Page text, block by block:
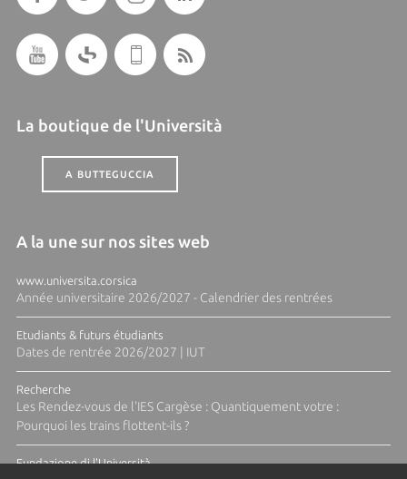
La boutique de l'Università
A BUTTEGUCCIA
A la une sur nos sites web
www.universita.corsica
Année universitaire 2026/2027 - Calendrier des rentrées
Etudiants & futurs étudiants
Dates de rentrée 2026/2027 | IUT
Recherche
Les Rendez-vous de l'IES Cargèse : Quantiquement votre :
Pourquoi les trains flottent-ils ?
Fundazione di l'Università